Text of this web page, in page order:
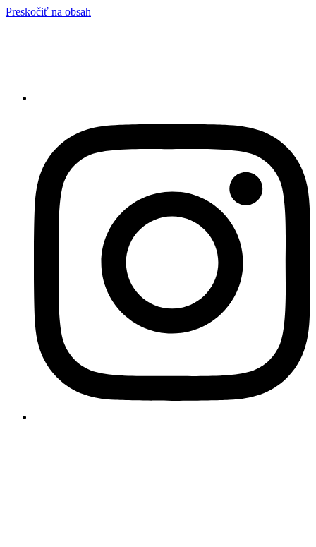
Preskočiť na obsah